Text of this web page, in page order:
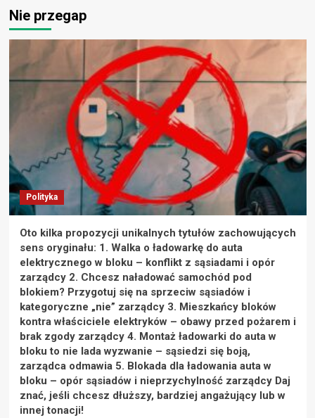
Nie przegap
Polityka
Oto kilka propozycji unikalnych tytułów zachowujących
sens oryginału: 1. Walka o ładowarkę do auta
elektrycznego w bloku – konflikt z sąsiadami i opór
zarządcy 2. Chcesz naładować samochód pod
blokiem? Przygotuj się na sprzeciw sąsiadów i
kategoryczne „nie” zarządcy 3. Mieszkańcy bloków
kontra właściciele elektryków – obawy przed pożarem i
brak zgody zarządcy 4. Montaż ładowarki do auta w
bloku to nie lada wyzwanie – sąsiedzi się boją,
zarządca odmawia 5. Blokada dla ładowania auta w
bloku – opór sąsiadów i nieprzychylność zarządcy Daj
znać, jeśli chcesz dłuższy, bardziej angażujący lub w
innej tonacji!